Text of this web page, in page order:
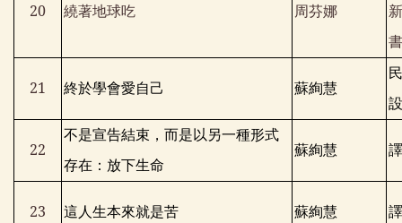
20 繞著地球吃 周芬娜
21 終於學會愛自己 蘇絢慧
設
22
不是宣告結束，而是以另一種形式
存在：放下生命
蘇絢慧
23 這人生本來就是苦 蘇絢慧